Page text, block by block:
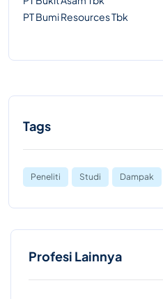
PT Bumi Resources Tbk
Tags
Peneliti Studi Dampak
Profesi Lainnya